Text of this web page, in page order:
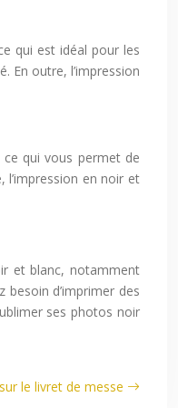
qui est idéal pour les
En outre, l’impression
ce qui vous permet de
l’impression en noir et
et blanc, notamment
besoin d’imprimer des
ses photos noir
le livret de messe